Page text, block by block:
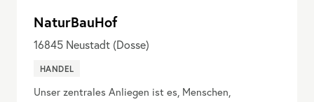
NaturBauHof
16845 Neustadt (Dosse)
HANDEL
Unser zentrales Anliegen ist es, Menschen,